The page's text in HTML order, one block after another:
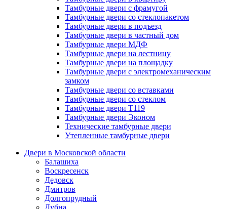
Тамбурные двери с фрамугой
Тамбурные двери со стеклопакетом
Тамбурные двери в подъезд
Тамбурные двери в частный дом
Тамбурные двери МДФ
Тамбурные двери на лестницу
Тамбурные двери на площадку
Тамбурные двери с электромеханическим
замком
Тамбурные двери со вставками
Тамбурные двери со стеклом
Тамбурные двери Т119
Тамбурные двери Эконом
Технические тамбурные двери
Утепленные тамбурные двери
Двери в Московской области
Балашиха
Воскресенск
Дедовск
Дмитров
Долгопрудный
Дубна